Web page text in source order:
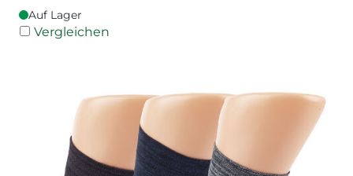
Auf Lager
Vergleichen